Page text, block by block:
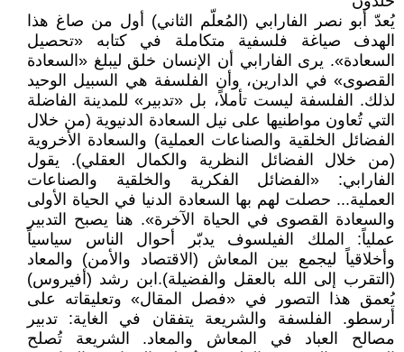
يُعدّ أبو نصر الفارابي (المُعلّم الثاني) أول من صاغ هذا
الهدف صياغة فلسفية متكاملة في كتابه «تحصيل
السعادة». يرى الفارابي أن الإنسان خلق ليبلغ «السعادة
القصوى» في الدارين، وأن الفلسفة هي السبيل الوحيد
لذلك. الفلسفة ليست تأملاً، بل «تدبير» للمدينة الفاضلة
التي تُعاون مواطنيها على نيل السعادة الدنيوية (من خلال
الفضائل الخلقية والصناعات العملية) والسعادة الأخروية
(من خلال الفضائل النظرية والكمال العقلي). يقول
الفارابي: «الفضائل الفكرية والخلقية والصناعات
العملية... حصلت لهم بها السعادة الدنيا في الحياة الأولى
والسعادة القصوى في الحياة الآخرة». هنا يصبح التدبير
عملياً: الملك الفيلسوف يدبّر أحوال الناس سياسياً
وأخلاقياً ليجمع بين المعاش (الاقتصاد والأمن) والمعاد
(التقرب إلى الله بالعقل والفضيلة).ابن رشد (أفيروس)
يُعمق هذا التصور في «فصل المقال» وتعليقاته على
أرسطو. الفلسفة والشريعة يتفقان في الغاية: تدبير
مصالح العباد في المعاش والمعاد. الشريعة تُصلح